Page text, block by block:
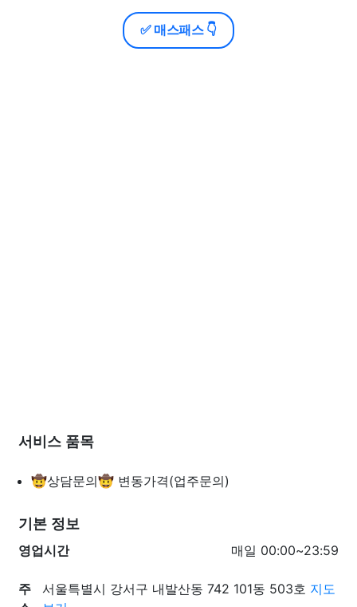
✅ 매스패스 👇
서비스 품목
🤠상담문의🤠 변동가격(업주문의)
기본 정보
영업시간
매일 00:00~23:59
주
서울특별시 강서구 내발산동 742 101동 503호 지도